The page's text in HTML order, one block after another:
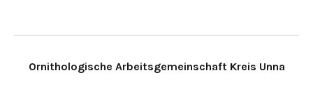
Ornithologische Arbeitsgemeinschaft Kreis Unna